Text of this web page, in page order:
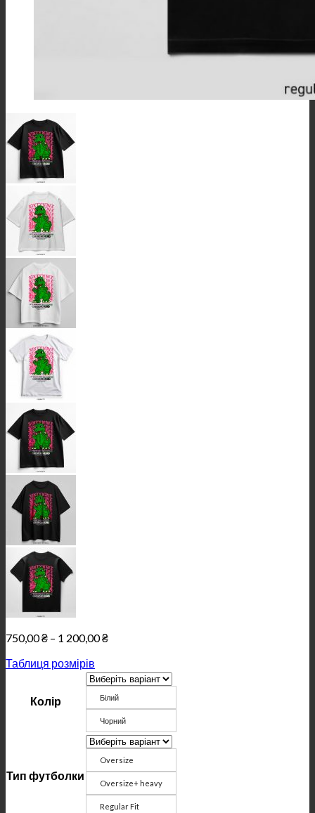
750,00₴ – 1 200,00₴Price
through
1
200,00 ₴
Таблиця розмірів
Колір Білий
Чорний
Тип футболки
Oversize
Oversize+ heavy
Regular Fit